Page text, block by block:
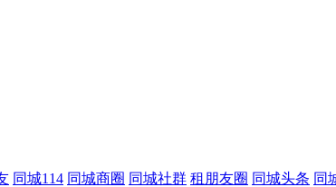
同城114 同城商圈 同城社群 租朋友圈 同城头条 同